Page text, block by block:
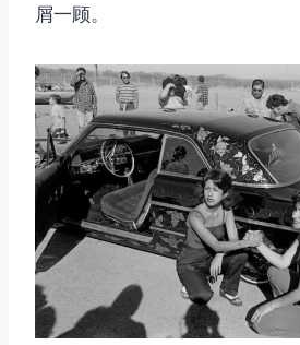
屑一顾。